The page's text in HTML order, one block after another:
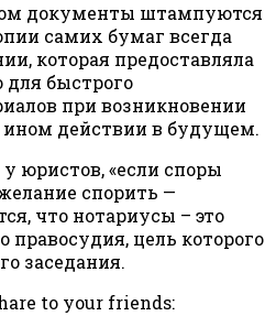
документы штампуются
самих бумаг всегда
которая предоставляла
быстрого
при возникновении
ином действии в будущем.
юристов, «если споры
спорить —
что нотариусы – это
правосудия, цель которого
заседания.
to your friends: